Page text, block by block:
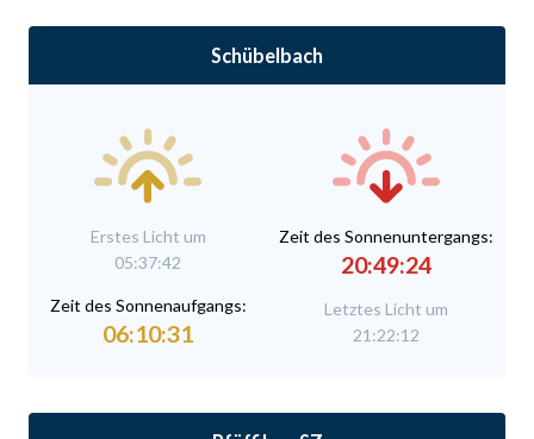
Schübelbach
Erstes Licht um
05:37:42
Zeit des Sonnenaufgangs:
06:10:31
Zeit des Sonnenuntergangs:
20:49:24
Letztes Licht um
21:22:12